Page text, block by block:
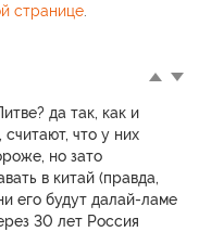
странице.
да так, как и
что у них
но зато
в китай (правда,
его будут далай-ламе
30 лет Россия